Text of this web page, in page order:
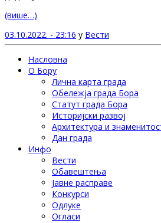
(више…)
03.10.2022. - 23:16 у Вести
Насловна
О Бору
Лична карта града
Обележја града Бора
Статут града Бора
Историјски развој
Архитектура и
Дан града
Инфо
Вести
Обавештења
Јавне расправе
Конкурси
Одлуке
Огласи